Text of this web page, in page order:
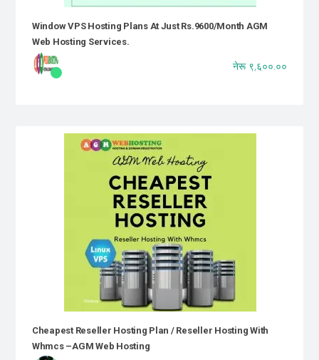
Window VPS Hosting Plans At Just Rs.9600/month AGM
Web Hosting Services.
नेरू ९,६००.००
Cheapest Reseller Hosting Plan / Reseller Hosting With
Whmcs –AGM Web Hosting